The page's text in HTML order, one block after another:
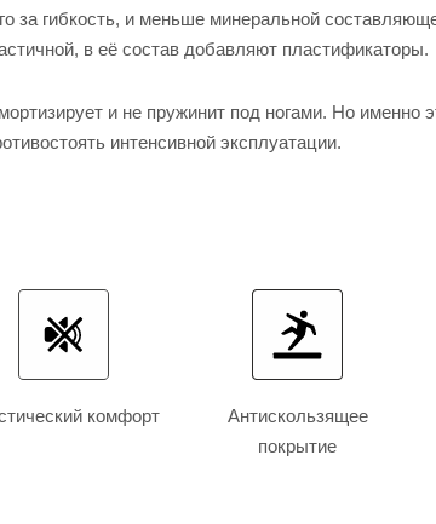
за гибкость, и меньше минеральной
в её состав добавляют пластификаторы.
и не пружинит под ногами. Но именно
интенсивной эксплуатации.
комфорт
Антискользящее
покрытие